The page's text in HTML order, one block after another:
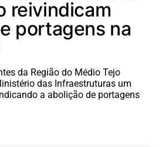
reivindicam
portagens na
da Região do Médio Tejo
das Infraestruturas um
a abolição de portagens